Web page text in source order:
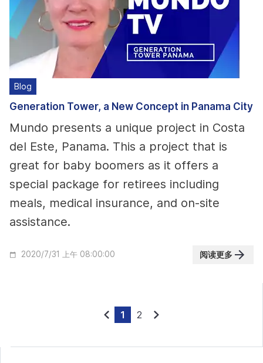
Blog
Generation Tower, a New Concept in Panama City
Mundo presents a unique project in Costa
del Este, Panama. This a project that is
great for baby boomers as it offers a
special package for retirees including
meals, medical insurance, and on-site
assistance.
2020/7/31 上午 08:00:00 阅读更多
1 2